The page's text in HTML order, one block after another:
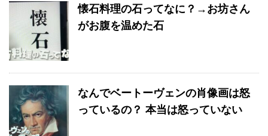
懐石料理の石ってなに？→お坊さん
がお腹を温めた石
なんでベートーヴェンの肖像画は怒
っているの？ 本当は怒っていない